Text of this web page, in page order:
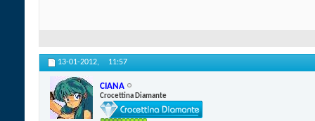
13-01-2012, 11:57
CIANA
Crocettina Diamante